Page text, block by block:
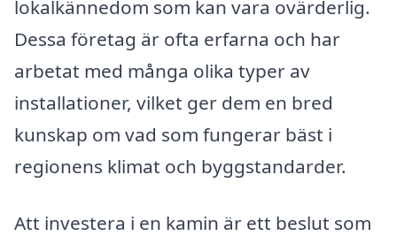
lokalkännedom som kan vara ovärderlig.
Dessa företag är ofta erfarna och har
arbetat med många olika typer av
installationer, vilket ger dem en bred
kunskap om vad som fungerar bäst i
regionens klimat och byggstandarder.
Att investera i en kamin är ett beslut som